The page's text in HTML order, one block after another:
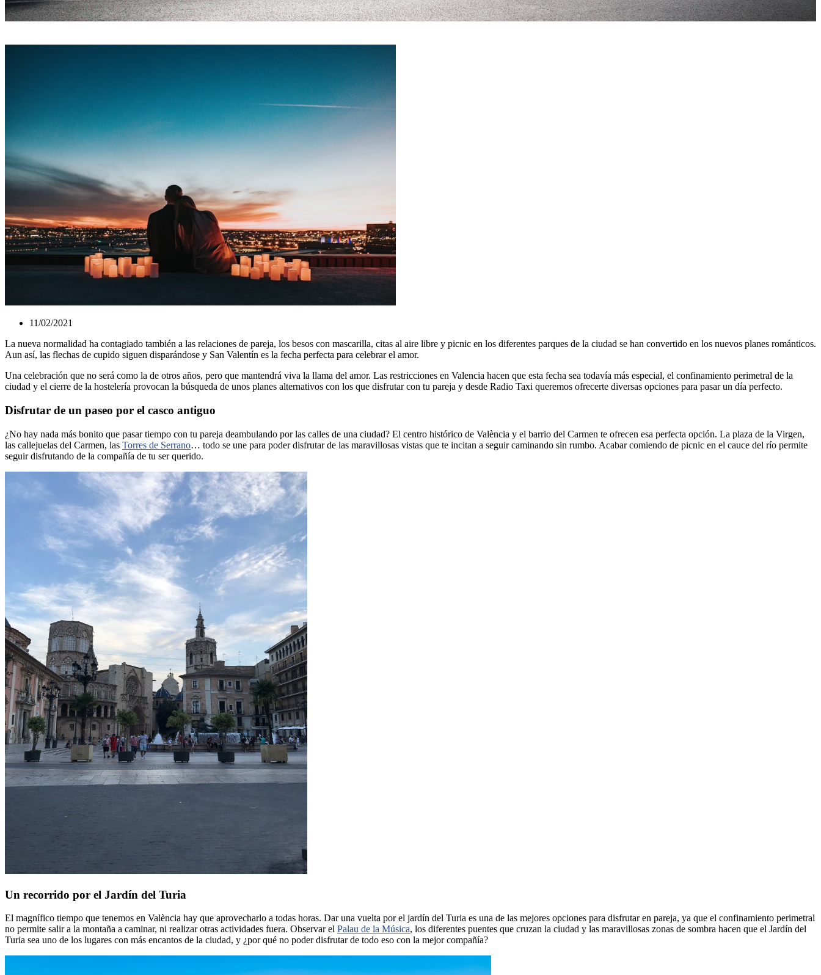
11/02/2021
La nueva normalidad ha contagiado también a las relaciones de pareja, los besos con mascarilla, citas al aire libre y picnic en los diferentes parques de la ciudad se han convertido en los nuevos planes románticos.
Aun así, las flechas de cupido siguen disparándose y San Valentín es la fecha perfecta para celebrar el amor.
Una celebración que no será como la de otros años, pero que mantendrá viva la llama del amor. Las restricciones en Valencia hacen que esta fecha sea todavía más especial, el confinamiento perimetral de la
ciudad y el cierre de la hostelería provocan la búsqueda de unos planes alternativos con los que disfrutar con tu pareja y desde Radio Taxi queremos ofrecerte diversas opciones para pasar un día perfecto.
Disfrutar de un paseo por el casco antiguo
¿No hay nada más bonito que pasar tiempo con tu pareja deambulando por las calles de una ciudad? El centro histórico de València y el barrio del Carmen te ofrecen esa perfecta opción. La plaza de la Virgen,
las callejuelas del Carmen, las Torres de Serrano… todo se une para poder disfrutar de las maravillosas vistas que te incitan a seguir caminando sin rumbo. Acabar comiendo de picnic en el cauce del río permite
seguir disfrutando de la compañía de tu ser querido.
Un recorrido por el Jardín del Turia
El magnífico tiempo que tenemos en València hay que aprovecharlo a todas horas. Dar una vuelta por el jardín del Turia es una de las mejores opciones para disfrutar en pareja, ya que el confinamiento perimetral
no permite salir a la montaña a caminar, ni realizar otras actividades fuera. Observar el Palau de la Música, los diferentes puentes que cruzan la ciudad y las maravillosas zonas de sombra hacen que el Jardín del
Turia sea uno de los lugares con más encantos de la ciudad, y ¿por qué no poder disfrutar de todo eso con la mejor compañía?